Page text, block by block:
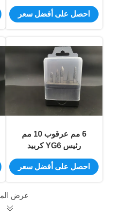
Se-5 Se-3 Sf-1 Double
Cut
احصل على أفضل سعر
6 مم عرقوب 10 مم
رئيس YG6 كربيد
التنجستن لقم
احصل على أفضل سعر
عرض